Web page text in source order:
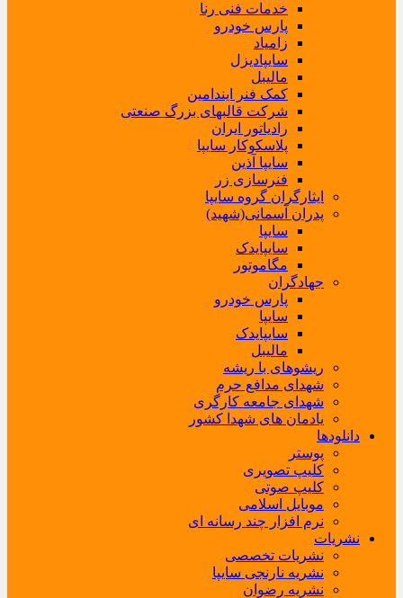
خدمات فنی رنا
پارس خودرو
زامیاد
سایپادیزل
مالیبل
کمک فنر ایندامین
شرکت قالبهای بزرگ صنعتی
رادیاتور ایران
پلاسکوکار سایپا
سایپا آذین
فنرسازی زر
ایثارگران گروه سایپا
پدران آسمانی(شهید)
سایپا
سایپایدک
مگاموتور
جهادگران
پارس خودرو
سایپا
سایپایدک
مالیبل
ریشوهای با ریشه
شهدای مدافع حرم
شهدای جامعه کارگری
یادمان های شهدا کشور
دانلودها
پوستر
کلیپ تصویری
کلیپ صوتی
موبایل اسلامی
نرم افزار چند رسانه ای
نشریات
نشریات تخصصی
نشریه نارنجی سایپا
نشریه رضوان